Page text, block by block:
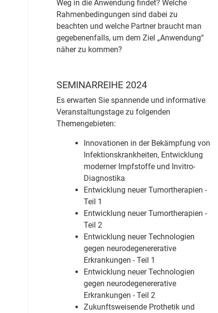
Weg in die Anwendung findet? Welche
Rahmenbedingungen sind dabei zu
beachten und welche Partner braucht man
gegebenenfalls, um dem Ziel „Anwendung“
näher zu kommen?
SEMINARREIHE 2024
Es erwarten Sie spannende und informative
Veranstaltungstage zu folgenden
Themengebieten:
Innovationen in der Bekämpfung von
Infektionskrankheiten, Entwicklung
moderner Impfstoffe und Invitro-
Diagnostika
Entwicklung neuer Tumortherapien -
Teil 1
Entwicklung neuer Tumortherapien -
Teil 2
Entwicklung neuer Technologien
gegen neurodegenererative
Erkrankungen - Teil 1
Entwicklung neuer Technologien
gegen neurodegenererative
Erkrankungen - Teil 2
Zukunftsweisende Prothetik und